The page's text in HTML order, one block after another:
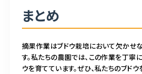
まとめ
摘果作業はブドウ栽培において欠かせ
す。私たちの農園では、この作業を丁寧
ウを育てています。ぜひ、私たちのブド